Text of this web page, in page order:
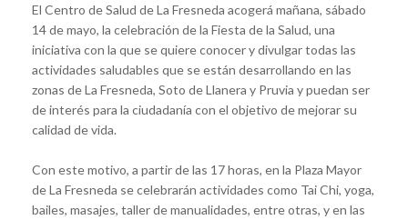
El Centro de Salud de La Fresneda acogerá mañana, sábado
14 de mayo, la celebración de la Fiesta de la Salud, una
iniciativa con la que se quiere conocer y divulgar todas las
actividades saludables que se están desarrollando en las
zonas de La Fresneda, Soto de Llanera y Pruvia y puedan ser
de interés para la ciudadanía con el objetivo de mejorar su
calidad de vida.
Con este motivo, a partir de las 17 horas, en la Plaza Mayor
de La Fresneda se celebrarán actividades como Tai Chi, yoga,
bailes, masajes, taller de manualidades, entre otras, y en las